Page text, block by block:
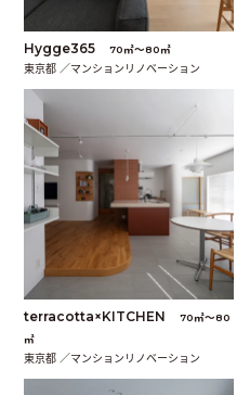
Hygge365 70㎡〜80㎡
東京都 ／マンションリノベーション
terracotta×KITCHEN
70㎡〜80
㎡
東京都 ／マンションリノベーション